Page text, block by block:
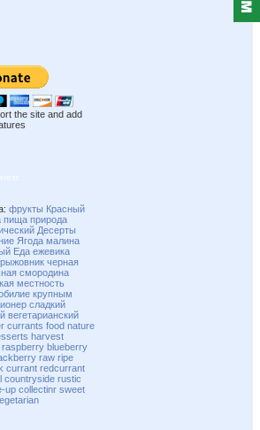
the site and add
фрукты Красный
пища природа
Десерты
Ягода малина
Еда ежевика
черная
смородина
местность
крупным
сладкий
вегетарианский
currants food nature
harvest
raspberry blueberry
raw ripe
currant redcurrant
countryside rustic
up collectinr sweet